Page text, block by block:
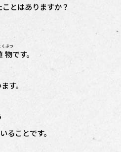
ことはありますか？
物
くぶつ
です。
す。
ることです。